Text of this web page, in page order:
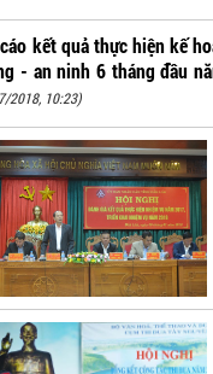
kết quả thực hiện kế
- an ninh 6 tháng đầu
2018, 10:23)